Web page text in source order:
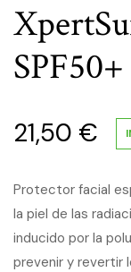
SPF50+
21,50 €
Protector facial
la piel de las
inducido por la
prevenir y revertir